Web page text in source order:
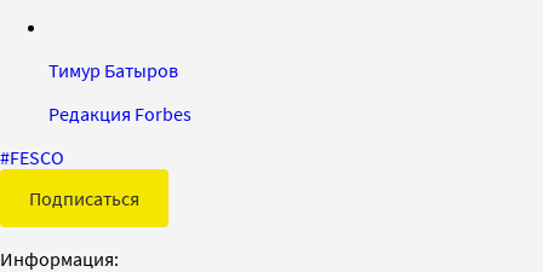
Тимур Батыров
Редакция Forbes
#FESCO
Подписаться
Информация: